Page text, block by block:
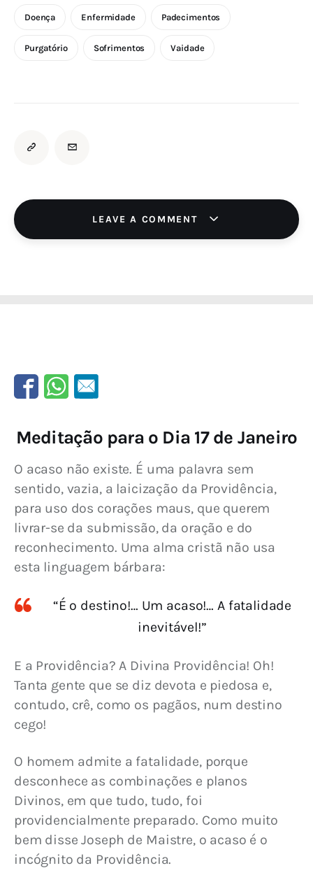
Doença Enfermidade Padecimentos
Purgatório Sofrimentos Vaidade
LEAVE A COMMENT
Meditação para o Dia 17 de Janeiro
O acaso não existe. É uma palavra sem
sentido, vazia, a laicização da Providência,
para uso dos corações maus, que querem
livrar-se da submissão, da oração e do
reconhecimento. Uma alma cristã não usa
esta linguagem bárbara:
“É o destino!… Um acaso!… A fatalidade
inevitável!”
E a Providência? A Divina Providência! Oh!
Tanta gente que se diz devota e piedosa e,
contudo, crê, como os pagãos, num destino
cego!
O homem admite a fatalidade, porque
desconhece as combinações e planos
Divinos, em que tudo, tudo, foi
providencialmente preparado. Como muito
bem disse Joseph de Maistre, o acaso é o
incógnito da Providência.